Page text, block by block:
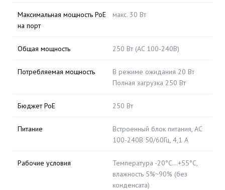
Максимальная мощность PoE
на порт
макс. 30 Вт
Общая мощность 250 Вт (AC 100-240В)
Потребляемая мощность
В режиме ожидания 20 Вт
Полная загрузка 250 Вт
Бюджет PoE 250 Вт
Питание
Встроенный блок питания, AC
100-240В 50/60Гц, 4,1 А
Рабочие условия
Температура -20°C...+55°C,
влажность 5%~90% (без
конденсата)